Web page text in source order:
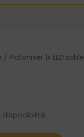
/ Plafonnier 1x LED sable